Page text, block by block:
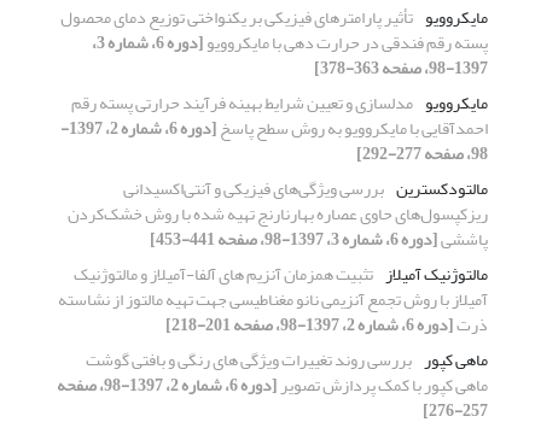
مایکروویو تأثیر پارامترهای فیزیکی بر یکنواختی توزیع دمای محصول
پسته رقم فندقی در حرارت دهی با مایکروویو [دوره 6، شماره 3،
1397-98، صفحه 363-378]
مایکروویو مدلسازی و تعیین شرایط بهینه فرآیند حرارتی پسته رقم
احمدآقایی با مایکروویو به روش سطح پاسخ [دوره 6، شماره 2، 1397-
98، صفحه 277-292]
مالتودکسترین بررسی ویژگی‌های فیزیکی و آنتی‌اکسیدانی
ریزکپسول‌های حاوی عصاره بهارنارنج تهیه شده با روش خشک‌کردن
پاششی[دوره 6، شماره 3، 1397-98، صفحه 441-453]
مالتوژنیک آمیلاز تثبیت همزمان آنزیم های آلفا-آمیلاز و مالتوژنیک
آمیلاز با روش تجمع آنزیمی نانو مغناطیسی جهت تهیه مالتوز از نشاسته
ذرت[دوره 6، شماره 2، 1397-98، صفحه 201-218]
ماهی کپور بررسی روند تغییرات ویژگی های رنگی و بافتی گوشت
ماهی کپور با کمک پردازش تصویر [دوره 6، شماره 2، 1397-98، صفحه
257-276]